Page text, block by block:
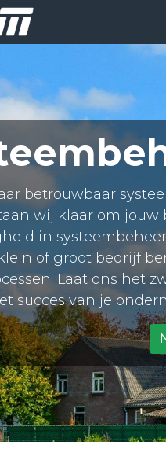
betrouwbaar
wij klaar om jouw
in
of groot bedrijf
Laat ons het
succes van je